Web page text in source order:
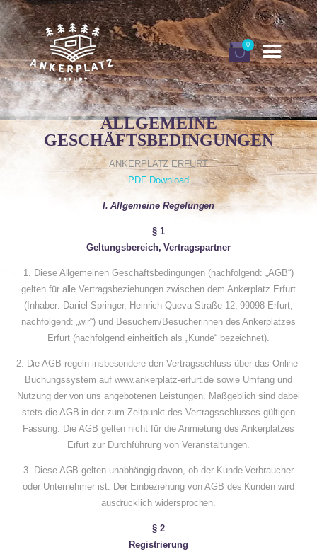
0
DEINE ANKERPLÄTZE
BUCHEN
GUTSCHEINE
INFORMATIONEN
MEIN KONTO
ALLGEMEINE
GESCHÄFTSBEDINGUNGEN
ANKERPLATZ ERFURT
PDF Download
I. Allgemeine Regelungen
§ 1
Geltungsbereich, Vertragspartner
1. Diese Allgemeinen Geschäftsbedingungen (nachfolgend: „AGB“)
gelten für alle Vertragsbeziehungen zwischen dem Ankerplatz Erfurt
(Inhaber: Daniel Springer, Heinrich-Queva-Straße 12, 99098 Erfurt;
nachfolgend: „wir“) und Besuchern/Besucherinnen des Ankerplatzes
Erfurt (nachfolgend einheitlich als „Kunde“ bezeichnet).
2. Die AGB regeln insbesondere den Vertragsschluss über das Online-
Buchungssystem auf www.ankerplatz-erfurt.de sowie Umfang und
Nutzung der von uns angebotenen Leistungen. Maßgeblich sind dabei
stets die AGB in der zum Zeitpunkt des Vertragsschlusses gültigen
Fassung. Die AGB gelten nicht für die Anmietung des Ankerplatzes
Erfurt zur Durchführung von Veranstaltungen.
3. Diese AGB gelten unabhängig davon, ob der Kunde Verbraucher
oder Unternehmer ist. Der Einbeziehung von AGB des Kunden wird
ausdrücklich widersprochen.
§ 2
Registrierung